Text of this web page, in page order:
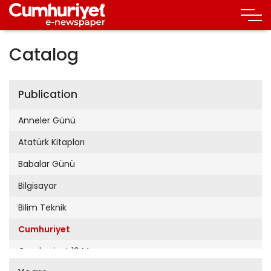
Catalog
Publication
Anneler Günü
Atatürk Kitapları
Babalar Günü
Bilgisayar
Bilim Teknik
Cumhuriyet
Cumhuriyet 19 Mayıs